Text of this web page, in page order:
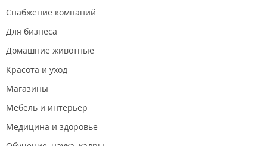
Снабжение компаний
Для бизнеса
Домашние животные
Красота и уход
Магазины
Мебель и интерьер
Медицина и здоровье